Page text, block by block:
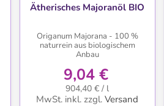
Ätherisches Majoranöl BIO
Origanum Majorana - 100 %
naturrein aus biologischem
Anbau
9,04 €
904,40 € / l
MwSt. inkl. zzgl. Versand